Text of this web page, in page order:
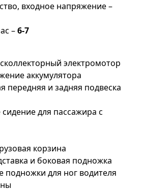
входное напряжение –
–6-7
электромотор
аккумулятора
передняя и задняя подвеска
для пассажира с
корзина
и боковая подножка
подножки для ног водителя